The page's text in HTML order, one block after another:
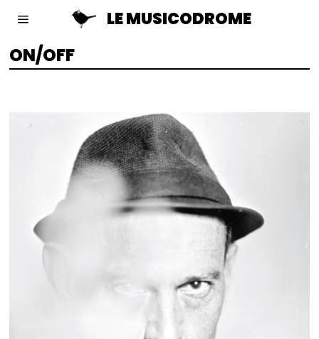
LE MUSICODROME
ON/OFF